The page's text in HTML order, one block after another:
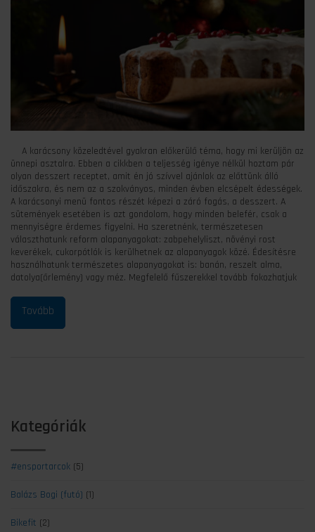
A karácsony közeledtével gyakran előkerülő téma, hogy mi kerüljön az
ünnepi asztalra. Ebben a cikkben a teljesség igénye nélkül hoztam pár
olyan desszert receptet, amit én jó szívvel ajánlok az előttünk álló
időszakra, és nem az a szokványos, minden évben elcsépelt édességek.
A karácsonyi menü fontos részét képezi a záró fogás, a desszert. A
sütemények esetében is azt gondolom, hogy minden belefér, csak a
mennyiségre érdemes figyelni. Ha szeretnénk, természetesen
választhatunk reform alapanyagokat: zabpehelyliszt, növényi rost
keverékek, cukorpótlók is kerülhetnek az alapanyagok közé. Édesítésre
használhatunk természetes alapanyagokat is: banán, reszelt alma,
datolya(őrlemény) vagy méz. Megfelelő fűszerekkel tovább fokozhatjuk
Kategóriák
#ensportarcok (5)
Balázs Bogi (futó) (1)
Bikefit (2)